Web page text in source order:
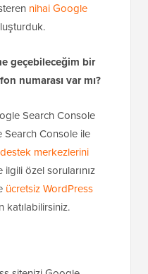
nihai Google
geçebileceğim bir
numarası var mı?
Search Console
Search Console ile
merkezlerini
özel sorularınız
ücretsiz WordPress
katılabilirsiniz.